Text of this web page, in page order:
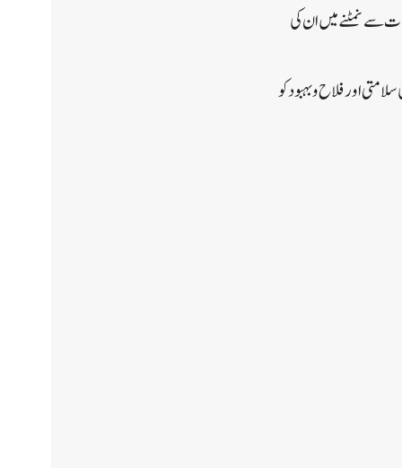
سے نمٹنے میں ان کی
اور فلاح و بہبود کو